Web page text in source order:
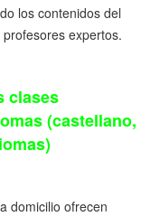
los contenidos del
expertos.
clases
(castellano,
domicilio ofrecen